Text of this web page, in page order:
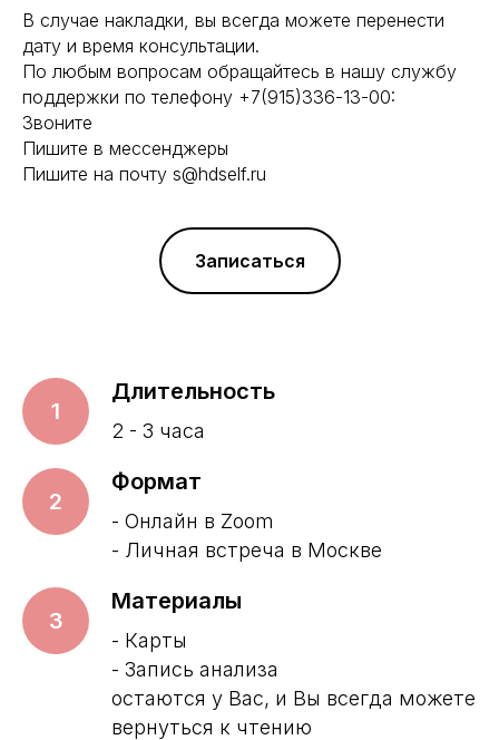
В случае накладки, вы всегда можете перенести
дату и время консультации.
По любым вопросам обращайтесь в нашу службу
поддержки по телефону +7(915)336-13-00:
Звоните
Пишите в мессенджеры
Пишите на почту s@hdself.ru
Записаться
1
Длительность
2 - 3 часа
2
Формат
- Онлайн в Zoom
- Личная встреча в Москве
3
Материалы
- Карты
- Запись анализа
остаются у Вас, и Вы всегда можете
вернуться к чтению